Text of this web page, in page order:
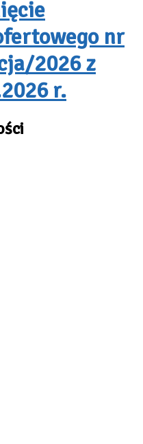
nr
2026 z
r.